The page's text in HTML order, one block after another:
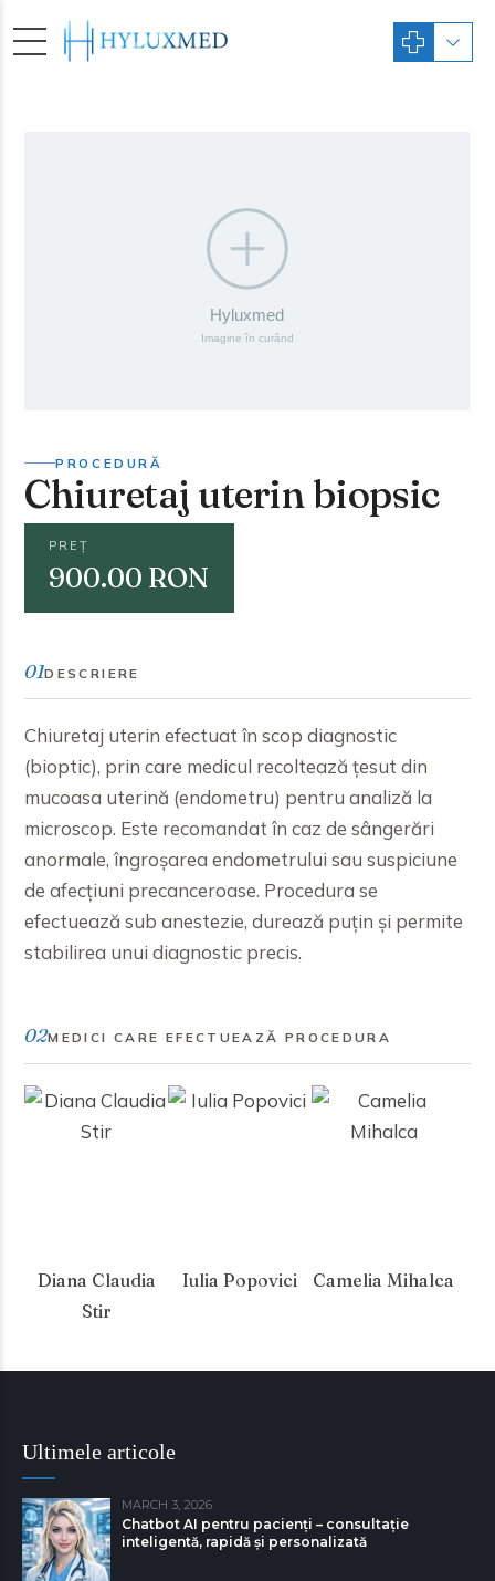
PROCEDURĂ
Chiuretaj uterin biopsic
PREȚ
900.00 RON
01DESCRIERE
Chiuretaj uterin efectuat în scop diagnostic
(bioptic), prin care medicul recoltează țesut din
mucoasa uterină (endometru) pentru analiză la
microscop. Este recomandat în caz de sângerări
anormale, îngroșarea endometrului sau suspiciune
de afecțiuni precanceroase. Procedura se
efectuează sub anestezie, durează puțin și permite
stabilirea unui diagnostic precis.
02MEDICI CARE EFECTUEAZĂ PROCEDURA
Diana Claudia
Stir
Iulia Popovici Camelia Mihalca
Ultimele articole
MARCH 3, 2026
Chatbot AI pentru pacienți – consultație
inteligentă, rapidă și personalizată